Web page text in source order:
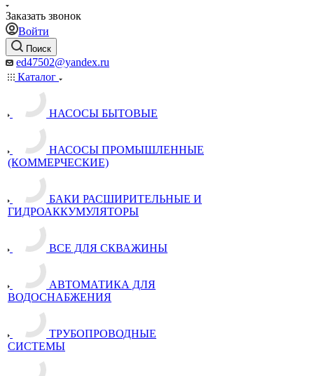
Заказать звонок
Войти
Поиск
ed47502@yandex.ru
Каталог
НАСОСЫ БЫТОВЫЕ
НАСОСЫ ПРОМЫШЛЕННЫЕ
(КОММЕРЧЕСКИЕ)
БАКИ РАСШИРИТЕЛЬНЫЕ И
ГИДРОАККУМУЛЯТОРЫ
ВСЕ ДЛЯ СКВАЖИНЫ
АВТОМАТИКА ДЛЯ
ВОДОСНАБЖЕНИЯ
ТРУБОПРОВОДНЫЕ
СИСТЕМЫ